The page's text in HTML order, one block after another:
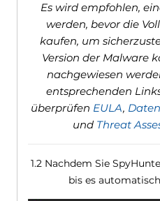
Es wird empfohlen,
werden, bevor die
kaufen, um
Version der Malware
nachgewiesen
entsprechenden
überprüfen EULA,
und Threat
1.2 Nachdem Sie
bis es